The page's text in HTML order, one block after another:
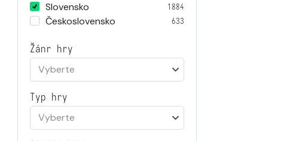
Slovensko 1884
Československo 633
Žánr hry
Vyberte
Typ hry
Vyberte